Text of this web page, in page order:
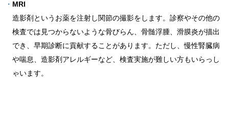
MRI
造影剤というお薬を注射し関節の撮影をします。診察やその他の
検査では見つからないような骨びらん、骨髄浮腫、滑膜炎が描出
でき、早期診断に貢献することがあります。ただし、慢性腎臓病
や喘息、造影剤アレルギーなど、検査実施が難しい方もいらっし
ゃいます。